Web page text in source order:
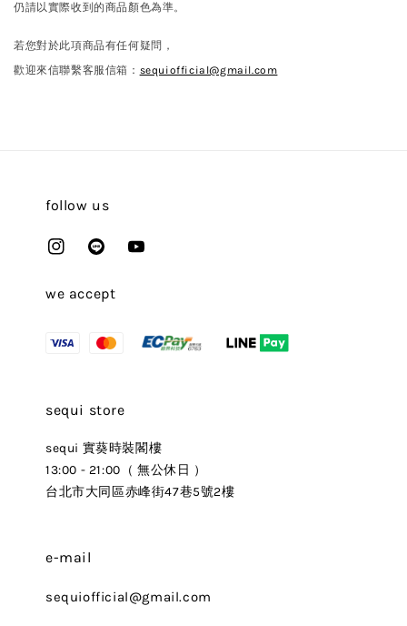
仍請以實際收到的商品顏色為準。
若您對於此項商品有任何疑問，
歡迎來信聯繫客服信箱： sequiofficial@gmail.com
follow us
we accept
sequi store
sequi 實葵時裝閣樓
13:00 - 21:00（ 無公休日 ）
台北市大同區赤峰街47巷5號2樓
e-mail
sequiofficial@gmail.com